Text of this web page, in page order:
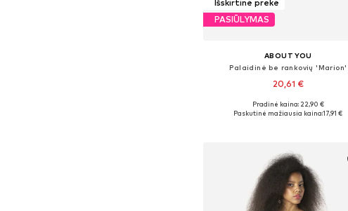
Išskirtinė prekė
PASIŪLYMAS
ABOUT YOU
Palaidinė be rankovių 'Marion'
20,61 €
Galimi dydžiai: XS, S, M, L, XL, XXL
Pradinė kaina: 22,90 €
Paskutinė mažiausia kaina:17,91 €